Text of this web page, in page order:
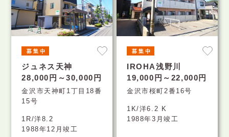
ジュネス天神
28,000円～30,000円
金沢市天神町1丁目18番
15号
1R/洋8.2
1988年12月竣工
IROHA浅野川
19,000円～22,000円
金沢市桜町2番16号
1K/洋6.2 K
1988年3月竣工